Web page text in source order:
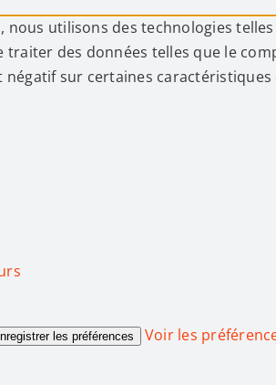
utilisons des technologies
des données telles que le
sur certaines
les préférences
Voir les